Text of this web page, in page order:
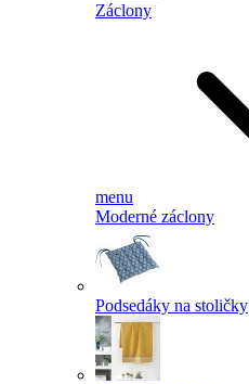
Záclony
menu
Moderné záclony
Podsedáky na stoličky